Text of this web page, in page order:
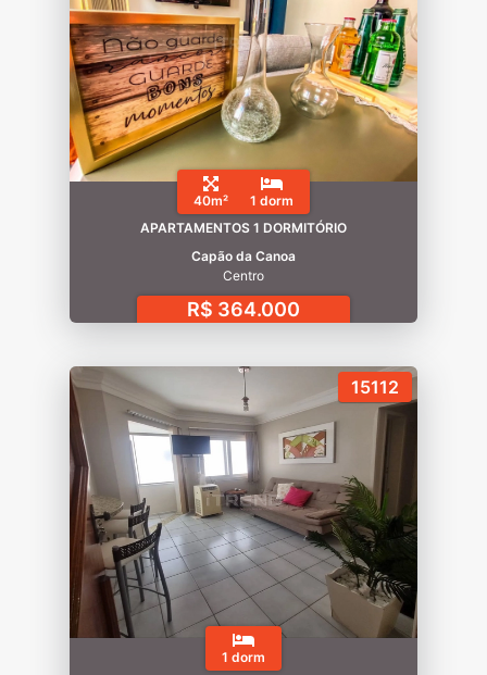
40m²
1 dorm
APARTAMENTOS 1 DORMITÓRIO
Capão da Canoa
Centro
R$ 364.000
15112
1 dorm